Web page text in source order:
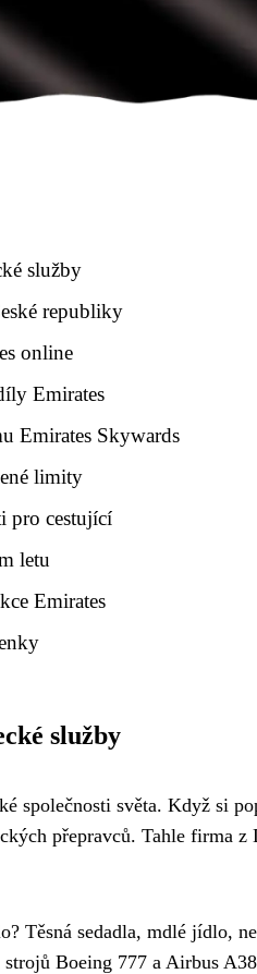
služby
republiky
online
Emirates
Emirates Skywards
limity
pro cestující
letu
Emirates
služby
společnosti světa. Když si
přepravců. Tahle firma
Těsná sedadla, mdlé jídlo,
Boeing 777 a Airbus